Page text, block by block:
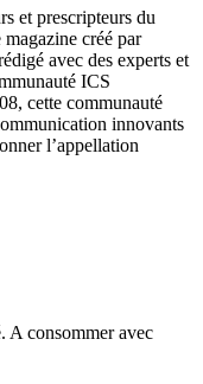
et prescripteurs du
créé par
avec des experts et
ICS
cette communauté
innovants
l’appellation
A consommer avec